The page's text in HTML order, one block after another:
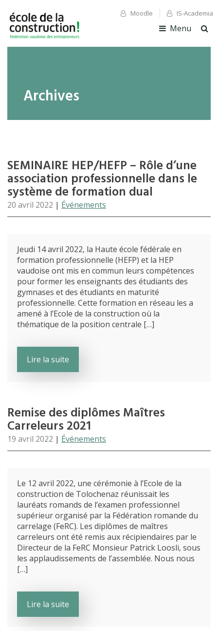
✕ Fermer
✕ Fermer
Moodle IS-Academia
Menu
la
Archives
SEMINAIRE HEP/HEFP – Rôle d’une
association professionnelle dans le
système de formation dual
20 avril 2022 | Événements
Jeudi 14 avril 2022, la Haute école fédérale en
formation professionnelle (HEFP) et la HEP
vaudoise ont mis en commun leurs compétences
pour former les enseignants des étudiants des
gymnases et des étudiants en maturité
professionnelle. Cette formation en réseau les a
amené à l’Ecole de la construction où la
thématique de la position centrale […]
Lire la suite
Remise des diplômes Maîtres
Carreleurs 2021
19 avril 2022 | Événements
Le 12 avril 2022, une cérémonie à l’Ecole de la
construction de Tolochenaz réunissait les
lauréats romands de l’examen professionnel
supérieur organisé par la Fédération romande du
carrelage (FeRC). Les diplômes de maîtres
carreleurs ont été remis aux récipiendaires par le
Directeur de la FeRC Monsieur Patrick Loosli, sous
les applaudissements de l’assemblée. Nous nous
[…]
Lire la suite